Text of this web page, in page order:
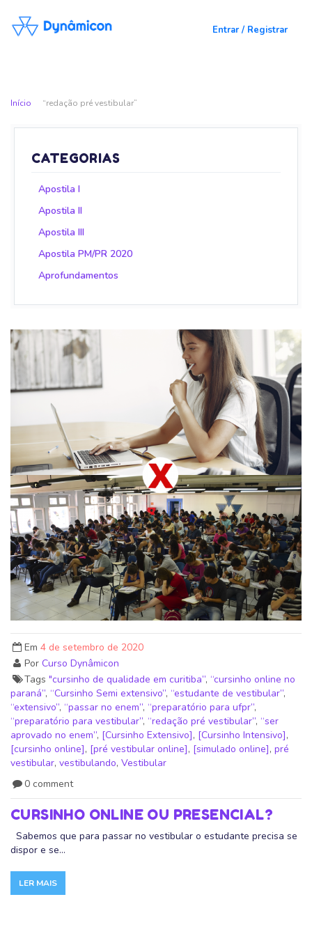
Entrar / Registrar
Início “redação pré vestibular”
CATEGORIAS
Apostila I
Apostila II
Apostila III
Apostila PM/PR 2020
Aprofundamentos
Em 4 de setembro de 2020
Por Curso Dynâmicon
Tags "cursinho de qualidade em curitiba”, “cursinho online no
paraná”, “Cursinho Semi extensivo”, “estudante de vestibular”,
“extensivo”, “passar no enem”, “preparatório para ufpr”,
“preparatório para vestibular”, “redação pré vestibular”, “ser
aprovado no enem”, [Cursinho Extensivo], [Cursinho Intensivo],
[cursinho online], [pré vestibular online], [simulado online], pré
vestibular, vestibulando, Vestibular
0 comment
CURSINHO ONLINE OU PRESENCIAL?
Sabemos que para passar no vestibular o estudante precisa se
dispor e se...
LER MAIS